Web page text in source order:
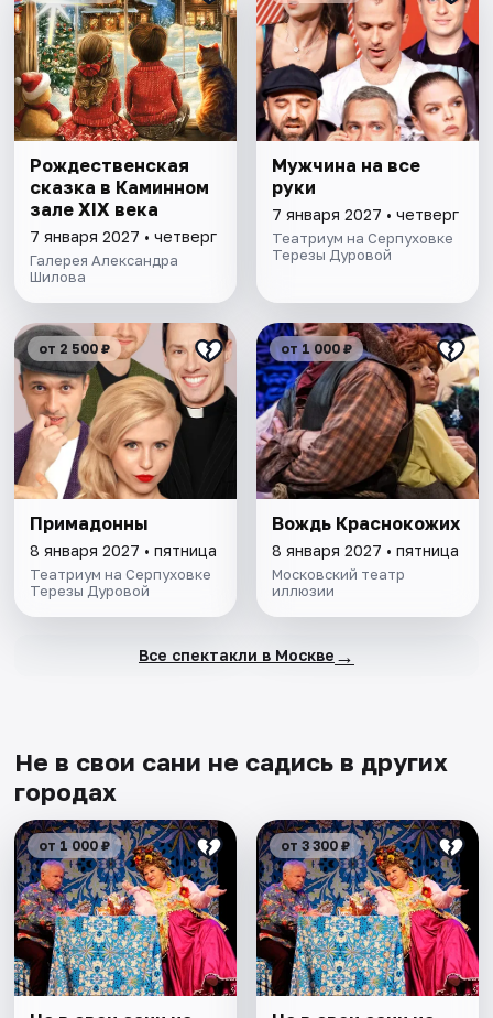
Рождественская
сказка в Каминном
зале XIX века
7 января 2027 • четверг
Галерея Александра
Шилова
Мужчина на все
руки
7 января 2027 • четверг
Театриум на Серпуховке
Терезы Дуровой
от 2 500 ₽
Примадонны
8 января 2027 • пятница
Театриум на Серпуховке
Терезы Дуровой
от 1 000 ₽
Вождь Краснокожих
8 января 2027 • пятница
Московский театр
иллюзии
Все спектакли в Москве →
Не в свои сани не садись в других
городах
от 1 000 ₽ от 3 300 ₽